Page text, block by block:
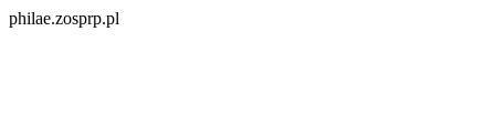
philae.zosprp.pl